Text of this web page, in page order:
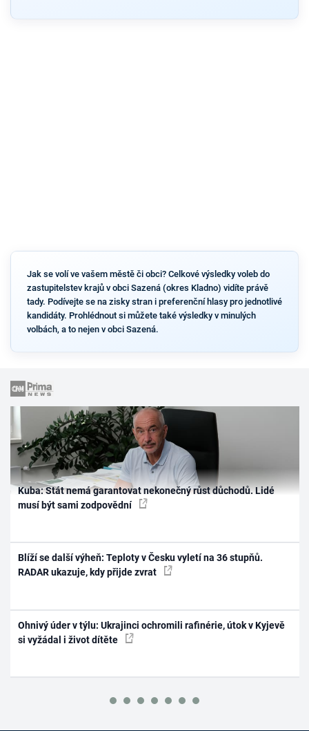
Jak se volí ve vašem městě či obci? Celkové výsledky voleb do
zastupitelstev krajů v obci Sazená (okres Kladno) vidíte právě
tady. Podívejte se na zisky stran i preferenční hlasy pro jednotlivé
kandidáty. Prohlédnout si můžete také výsledky v minulých
volbách, a to nejen v obci Sazená.
Kuba: Stát nemá garantovat nekonečný růst důchodů. Lidé
musí být sami zodpovědní
Blíží se další výheň: Teploty v Česku vyletí na 36 stupňů.
RADAR ukazuje, kdy přijde zvrat
Ohnivý úder v týlu: Ukrajinci ochromili rafinérie, útok v Kyjevě
si vyžádal i život dítěte